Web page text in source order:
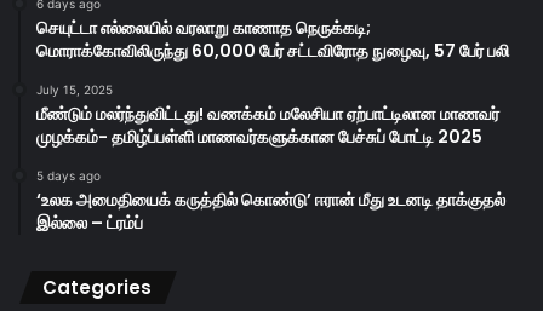
6 days ago
செயுட்டா எல்லையில் வரலாறு காணாத நெருக்கடி;
மொராக்கோவிலிருந்து 60,000 பேர் சட்டவிரோத நுழைவு, 57 பேர் பலி
July 15, 2025
மீண்டும் மலர்ந்துவிட்டது! வணக்கம் மலேசியா ஏற்பாட்டிலான மாணவர்
முழக்கம்- தமிழ்ப்பள்ளி மாணவர்களுக்கான பேச்சுப் போட்டி 2025
5 days ago
‘உலக அமைதியைக் கருத்தில் கொண்டு’ ஈரான் மீது உடனடி தாக்குதல்
இல்லை – ட்ரம்ப்
Categories